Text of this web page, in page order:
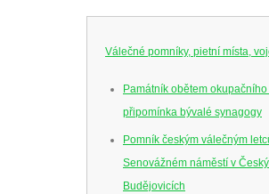
Válečné pomníky, pietní místa,
Památník obětem
připomínka bývalé synagogy
Pomník českým válečným
Senovážném náměstí v
Budějovicích